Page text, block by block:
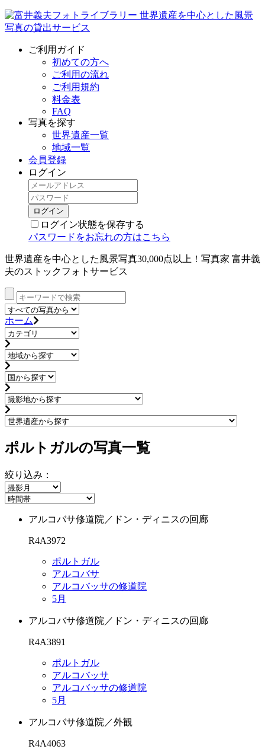
ご利用ガイド
初めての方へ
ご利用の流れ
ご利用規約
料金表
FAQ
写真を探す
世界遺産一覧
地域一覧
会員登録
ログイン
ログイン状態を保存する
パスワードをお忘れの方はこちら
世界遺産を中心とした風景写真30,000点以上！写真家 富井義
夫のストックフォトサービス
ホーム
ポルトガルの写真一覧
絞り込み：
アルコバサ修道院／ドン・ディニスの回廊
R4A3972
ポルトガル
アルコバサ
アルコバッサの修道院
5月
アルコバサ修道院／ドン・ディニスの回廊
R4A3891
ポルトガル
アルコバッサ
アルコバッサの修道院
5月
アルコバサ修道院／外観
R4A4063